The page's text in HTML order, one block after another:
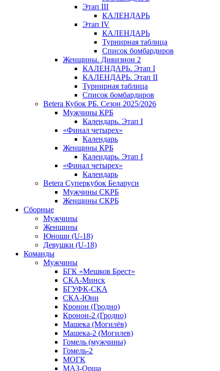
Этап III
КАЛЕНДАРЬ
Этап IV
КАЛЕНДАРЬ
Турнирная таблица
Список бомбардиров
Женщины. Дивизион 2
КАЛЕНДАРЬ. Этап I
КАЛЕНДАРЬ. Этап II
Турнирная таблица
Список бомбардиров
Betera Кубок РБ. Сезон 2025/2026
Мужчины КРБ
Календарь. Этап I
«Финал четырех»
Календарь
Женщины КРБ
Календарь. Этап I
«Финал четырех»
Календарь
Betera Суперкубок Беларуси
Мужчины СКРБ
Женщины СКРБ
Сборные
Мужчины
Женщины
Юноши (U-18)
Девушки (U-18)
Команды
Мужчины
БГК «Мешков Брест»
СКА-Минск
БГУФК-СКА
СКА-Юни
Кронон (Гродно)
Кронон-2 (Гродно)
Машека (Могилёв)
Машека-2 (Могилев)
Гомель (мужчины)
Гомель-2
МОГК
МАЗ-Орша